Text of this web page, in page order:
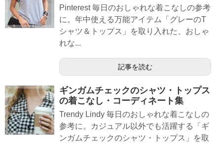
Pinterest 毎日のおしゃれな着こなしの参考
に。年中使える万能アイテム「グレーのT
シャツ＆トップス」を取り入れた、おしゃ
れな...
記事を読む
ギンガムチェックのシャツ・トップス
の着こなし・コーディネート集
Trendy Lindy 毎日のおしゃれな着こなしの
参考に。カジュアル以外でも活躍する「ギ
ンガムチェックのシャツ・トップス」を取